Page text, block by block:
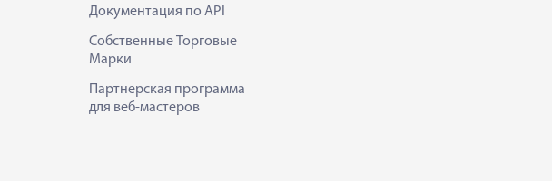
Документация по API
Собственные Торговые
Марки
Партнерская программа
для веб-мастеров